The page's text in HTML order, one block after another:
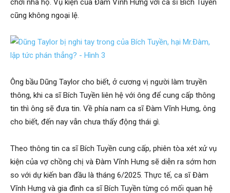
chơi nhà họ. Vụ kiện của Đàm Vĩnh Hưng với ca sĩ Bích Tuyền
cũng không ngoại lệ.
Ông bầu Dũng Taylor cho biết, ở cương vị người làm truyền
thông, khi ca sĩ Bích Tuyền liên hệ với ông để cung cấp thông
tin thì ông sẽ đưa tin. Về phía nam ca sĩ Đàm Vĩnh Hưng, ông
cho biết, đến nay vẫn chưa thấy động thái gì.
Theo thông tin ca sĩ Bích Tuyền cung cấp, phiên tòa xét xử vụ
kiện của vợ chồng chị và Đàm Vĩnh Hưng sẽ diễn ra sớm hơn
so với dự kiến ban đầu là tháng 6/2025. Thực tế, ca sĩ Đàm
Vĩnh Hưng và gia đình ca sĩ Bích Tuyền từng có mối quan hệ